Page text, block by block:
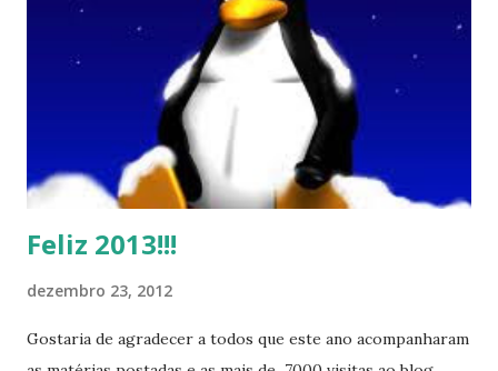
Feliz 2013!!!
dezembro 23, 2012
Gostaria de agradecer a todos que este ano acompanharam